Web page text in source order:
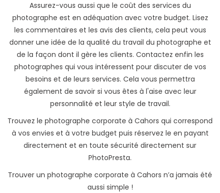
Assurez-vous aussi que le coût des services du
photographe est en adéquation avec votre budget. Lisez
les commentaires et les avis des clients, cela peut vous
donner une idée de la qualité du travail du photographe et
de la façon dont il gère les clients. Contactez enfin les
photographes qui vous intéressent pour discuter de vos
besoins et de leurs services. Cela vous permettra
également de savoir si vous êtes à l'aise avec leur
personnalité et leur style de travail.
Trouvez le photographe corporate à Cahors qui correspond
à vos envies et à votre budget puis réservez le en payant
directement et en toute sécurité directement sur
PhotoPresta.
Trouver un photographe corporate à Cahors n’a jamais été
aussi simple !